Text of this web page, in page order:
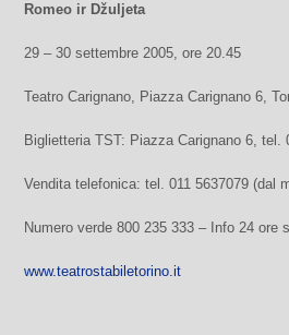
Romeo ir Džuljeta
29 – 30 settembre 2005, ore 20.45
Teatro Carignano, Piazza Carignano 6,
Biglietteria TST: Piazza Carignano 6, tel.
Vendita telefonica: tel. 011 5637079 (dal
Numero verde 800 235 333 – Info 24 ore
www.teatrostabiletorino.it